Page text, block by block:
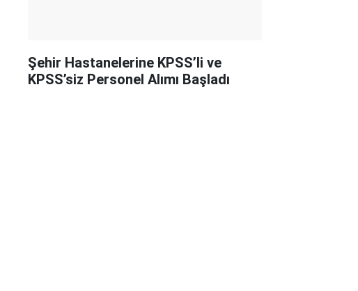
Şehir Hastanelerine KPSS’li ve
KPSS’siz Personel Alımı Başladı